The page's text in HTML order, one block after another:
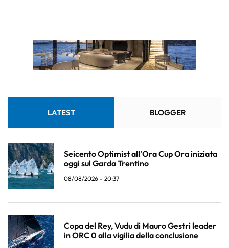
LATEST BLOGGER
Seicento Optimist all'Ora Cup Ora iniziata
oggi sul Garda Trentino
08/08/2026 - 20:37
Copa del Rey, Vudu di Mauro Gestri leader
in ORC 0 alla vigilia della conclusione